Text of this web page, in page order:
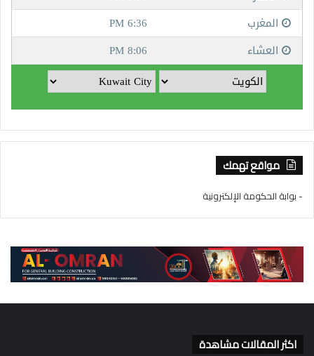
مواقع تهمك
- بوابة الحكومة الإلكترونية
اكثر المقالات مشاهدة